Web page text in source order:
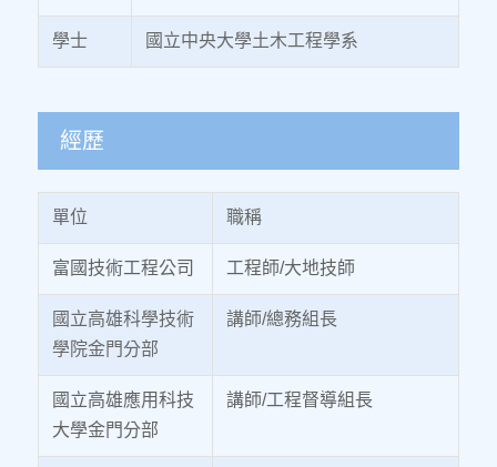
學士 國立中央大學土木工程學系
經歷
單位 職稱
富國技術工程公司 工程師/大地技師
國立高雄科學技術
學院金門分部
講師/總務組長
國立高雄應用科技
大學金門分部
講師/工程督導組長